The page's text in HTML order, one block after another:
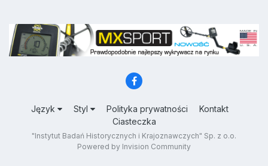
Język Styl Polityka prywatności
Kontakt
Ciasteczka
"Instytut Badań Historycznych i Krajoznawczych" Sp. z o.o.
Powered by Invision Community